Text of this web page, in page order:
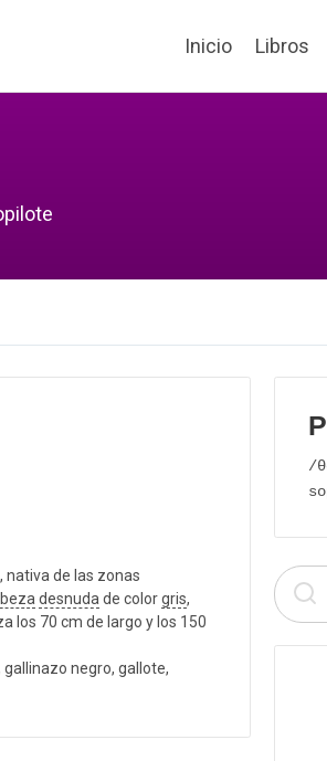
Inicio Libros
nativa de las zonas
desnudade colorgris,
los 70 cm de largo y los 150
gallinazo negro, gallote,
/